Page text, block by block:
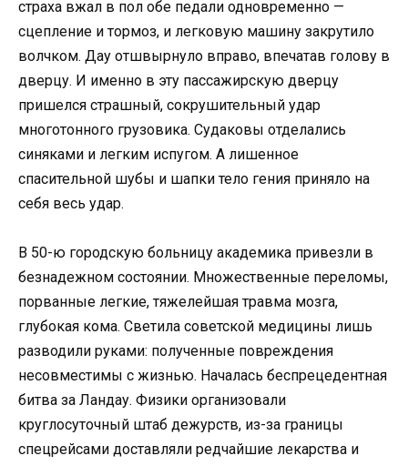
страха вжал в пол обе педали одновременно —
сцепление и тормоз, и легковую машину закрутило
волчком. Дау отшвырнуло вправо, впечатав голову в
дверцу. И именно в эту пассажирскую дверцу
пришелся страшный, сокрушительный удар
многотонного грузовика. Судаковы отделались
синяками и легким испугом. А лишенное
спасительной шубы и шапки тело гения приняло на
себя весь удар.
В 50-ю городскую больницу академика привезли в
безнадежном состоянии. Множественные переломы,
порванные легкие, тяжелейшая травма мозга,
глубокая кома. Светила советской медицины лишь
разводили руками: полученные повреждения
несовместимы с жизнью. Началась беспрецедентная
битва за Ландау. Физики организовали
круглосуточный штаб дежурств, из-за границы
спецрейсами доставляли редчайшие лекарства и